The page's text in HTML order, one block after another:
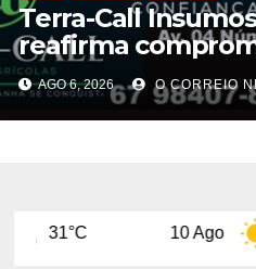
Terra-Call
reafirma
qualidade do
AGO 6, 2026 O CORREIO
10 Ago 32°C